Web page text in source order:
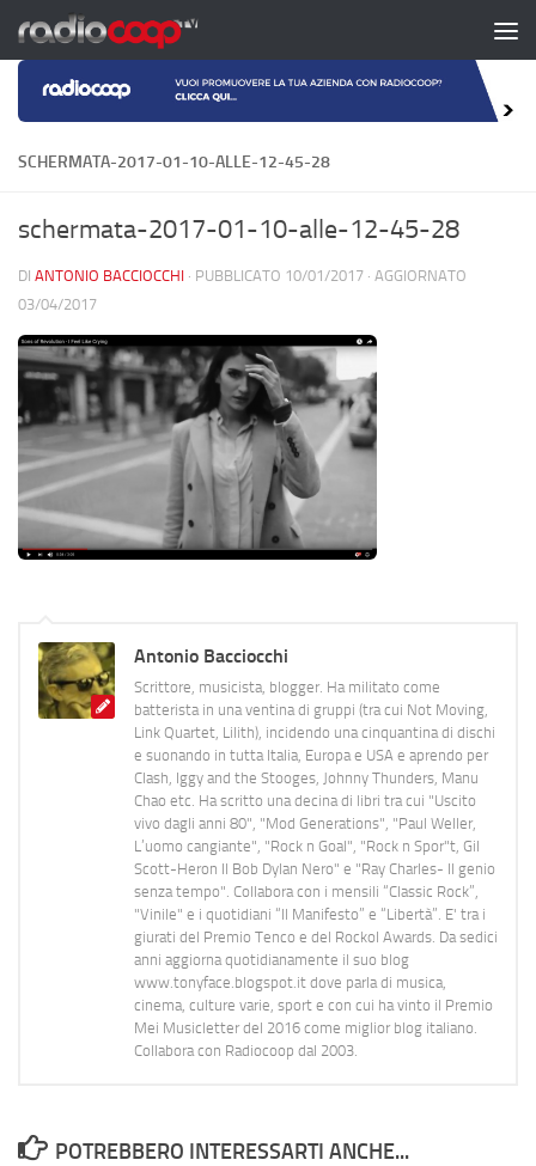
Salta al contenuto
SCHERMATA-2017-01-10-ALLE-12-45-28
schermata-2017-01-10-alle-12-45-28
DI ANTONIO BACCIOCCHI · PUBBLICATO 10/01/2017 · AGGIORNATO
03/04/2017
Antonio Bacciocchi
Scrittore, musicista, blogger. Ha militato come
batterista in una ventina di gruppi (tra cui Not Moving,
Link Quartet, Lilith), incidendo una cinquantina di dischi
e suonando in tutta Italia, Europa e USA e aprendo per
Clash, Iggy and the Stooges, Johnny Thunders, Manu
Chao etc. Ha scritto una decina di libri tra cui "Uscito
vivo dagli anni 80", "Mod Generations", "Paul Weller,
L’uomo cangiante", "Rock n Goal", "Rock n Spor"t, Gil
Scott-Heron Il Bob Dylan Nero" e "Ray Charles- Il genio
senza tempo". Collabora con i mensili “Classic Rock”,
"Vinile" e i quotidiani “Il Manifesto” e “Libertà”. E' tra i
giurati del Premio Tenco e del Rockol Awards. Da sedici
anni aggiorna quotidianamente il suo blog
www.tonyface.blogspot.it dove parla di musica,
cinema, culture varie, sport e con cui ha vinto il Premio
Mei Musicletter del 2016 come miglior blog italiano.
Collabora con Radiocoop dal 2003.
POTREBBERO INTERESSARTI ANCHE...